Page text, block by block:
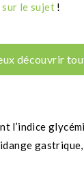
le sujet !
découvrir
l’indice